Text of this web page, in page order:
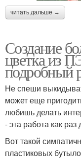
читать дальше →
Создание
цветка из
подробный
Не спеши
может еще
любишь делать
- эта работа как раз
Вот такой
пластиковых